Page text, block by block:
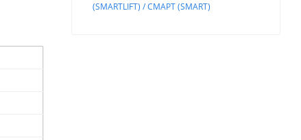
(SMARTLIFT) / СМАРТ (SMART)